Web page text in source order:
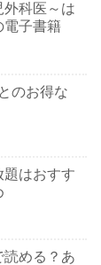
外科医～は
電子書籍
のお得な
題はおすす
読める？あ